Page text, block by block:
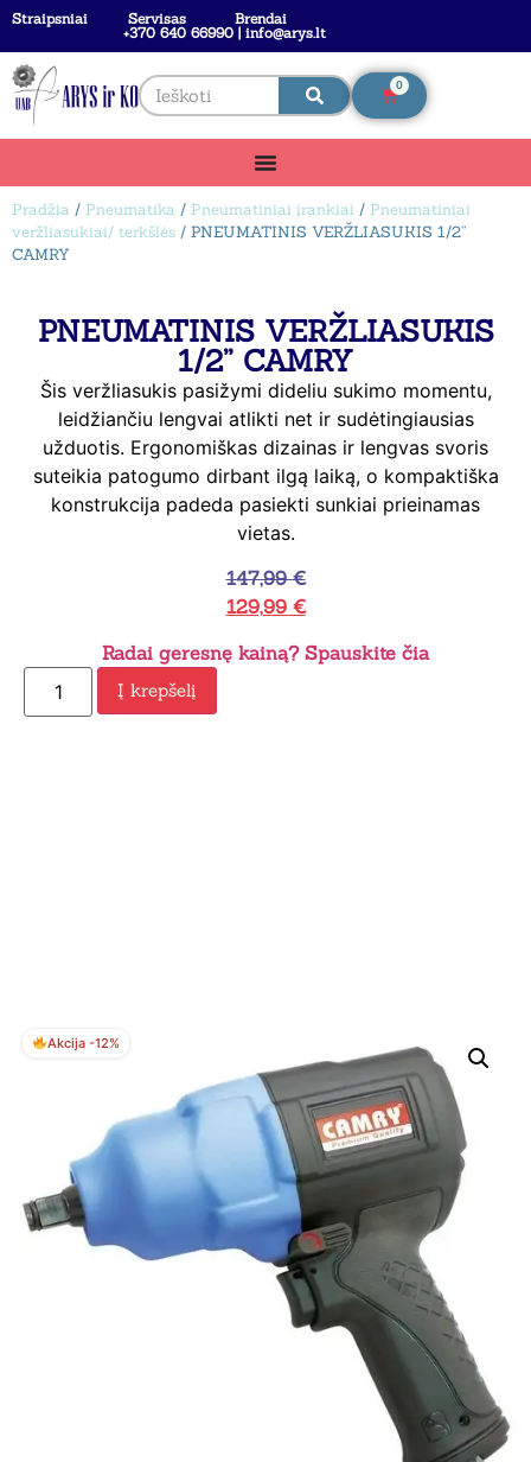
Straipsniai Servisas
Brendai
+370 640 66990 | info@arys.lt
0
Pradžia / Pneumatika / Pneumatiniai įrankiai / Pneumatiniai
veržliasukiai/ terkšlės / PNEUMATINIS VERŽLIASUKIS 1/2”
CAMRY
PNEUMATINIS VERŽLIASUKIS
1/2” CAMRY
Šis veržliasukis pasižymi dideliu sukimo momentu,
leidžiančiu lengvai atlikti net ir sudėtingiausias
užduotis. Ergonomiškas dizainas ir lengvas svoris
suteikia patogumo dirbant ilgą laiką, o kompaktiška
konstrukcija padeda pasiekti sunkiai prieinamas
vietas.
147,99€
129,99 €
Radai geresnę kainą? Spauskite čia
Į krepšelį
Akcija -12%